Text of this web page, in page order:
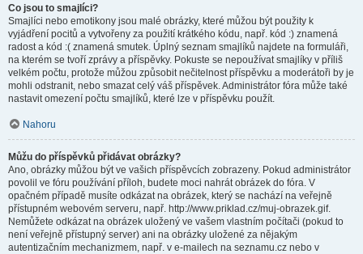
Co jsou to smajlíci?
Smajlíci nebo emotikony jsou malé obrázky, které můžou být použity k
vyjádření pocitů a vytvořeny za použití krátkého kódu, např. kód :) znamená
radost a kód :( znamená smutek. Úplný seznam smajlíků najdete na formuláři,
na kterém se tvoří zprávy a příspěvky. Pokuste se nepoužívat smajlíky v příliš
velkém počtu, protože můžou způsobit nečitelnost příspěvku a moderátoři by je
mohli odstranit, nebo smazat celý váš příspěvek. Administrátor fóra může také
nastavit omezení počtu smajlíků, které lze v příspěvku použít.
Nahoru
Můžu do příspěvků přidávat obrázky?
Ano, obrázky můžou být ve vašich příspěvcích zobrazeny. Pokud administrátor
povolil ve fóru používání příloh, budete moci nahrát obrázek do fóra. V
opačném případě musíte odkázat na obrázek, který se nachází na veřejně
přístupném webovém serveru, např. http://www.priklad.cz/muj-obrazek.gif.
Nemůžete odkázat na obrázek uložený ve vašem vlastním počítači (pokud to
není veřejně přístupný server) ani na obrázky uložené za nějakým
autentizačním mechanizmem, např. v e-mailech na seznamu.cz nebo v